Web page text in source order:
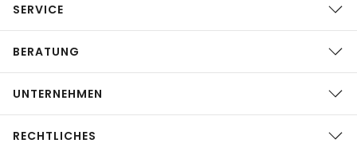
SERVICE
BERATUNG
UNTERNEHMEN
RECHTLICHES